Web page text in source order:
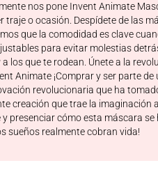
nos pone Invent Animate
traje o ocasión. Despídete de las
que la comodidad es clave
para evitar molestias
a los que te rodean. Únete a la
Animate ¡Comprar y ser parte
revolucionaria que ha
creación que trae la imaginación
presenciar cómo esta máscara
sueños realmente cobran vida!